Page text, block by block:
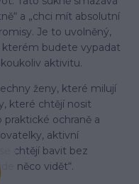
a „chci mít absolutní
Je to uvolněný,
kterém budete vypadat
aktivitu.
ženy, které milují
které chtějí nosit
ochraně a
aktivní
chtějí bavit bez
něco vidět“.